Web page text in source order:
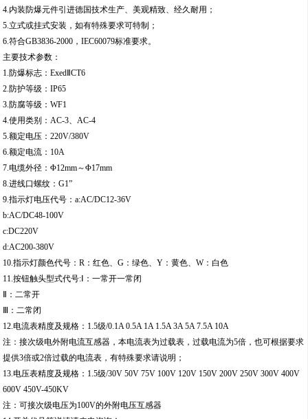
4.内装防爆元件引进德国技术生产、美观精致、经久耐用；
5.立式或挂式安装，如有特殊要求可特制；
6.符合GB3836-2000，IEC60079标准要求。
主要技术参数：
1.防爆标志：ExedⅡCT6
2.防护等级：IP65
3.防腐等级：WF1
4.使用类别：AC-3、AC-4
5.额定电压：220V/380V
6.额定电流：10A
7.电缆外径：Φ12mm～Φ17mm
8.进线口螺纹：G1”
9.指示灯电压代号：a:AC/DC12-36V
b:AC/DC48-100V
c:DC220V
d:AC200-380V
10.指示灯颜色代号：R：红色、G：绿色、Y：黄色、W：白色
11.按钮触头型式代号:Ⅰ：一常开一常闭
Ⅱ：二常开
Ⅲ：二常闭
12.电流表精度及规格：1.5级/0.1A 0.5A 1A 1.5A 3A 5A 7.5A 10A
注：接次级电外附电流互感器，本电流表为过载表，过载电流为5倍，也可根据要求
提供3倍或2倍过载的电流表，有特殊要求请说明；
13.电压表精度及规格：1.5级/30V 50V 75V 100V 120V 150V 200V 250V 300V 400V
600V 450V-450KV
注：可接次级电压为100V的外附电压互感器